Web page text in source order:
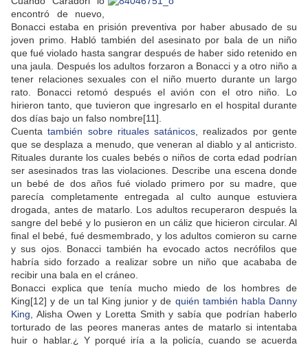
encontró de nuevo,
Bonacci estaba en prisión preventiva por haber abusado de su
joven primo. Habló también del asesinato por bala de un niño
que fué violado hasta sangrar después de haber sido retenido en
una jaula. Después los adultos forzaron a Bonacci y a otro niño a
tener relaciones sexuales con el niño muerto durante un largo
rato. Bonacci retomó después el avión con el otro niño. Lo
hirieron tanto, que tuvieron que ingresarlo en el hospital durante
dos días bajo un falso nombre[11].
Cuentatambién sobre rituales satánicos , realizados por gente
que se desplaza a menudo, que veneran al diablo y al anticristo.
Rituales durante los cuales bebés o niños de corta edad podrían
ser asesinados tras las violaciones. Describe una escena donde
un bebé de dos años fué violado primero por su madre, que
parecía completamente entregada al culto aunque estuviera
drogada, antes de matarlo. Los adultos recuperaron después la
sangre del bebé y lo pusieron en un cáliz que hicieron circular. Al
final el bebé, fué desmembrado, y los adultos comieron su carne
y sus ojos. Bonacci también ha evocado actos necrófilos que
habría sido forzado a realizar sobre un niño que acababa de
recibir una bala en el cráneo.
Bonacci explica que tenía mucho miedo de los hombres de
King[12] y de un tal King junior y de quién también habla Danny
King , Alisha Owen y Loretta Smith y sabía que podrían haberlo
torturado de las peores maneras antes de matarlo si intentaba
huir o hablar.¿ Y porqué iría a la policía, cuando se acuerda